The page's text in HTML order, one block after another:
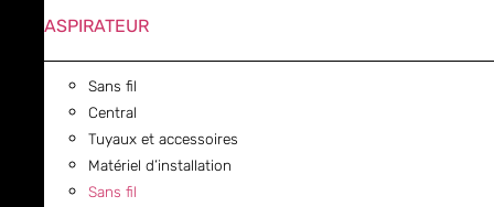
ASPIRATEUR
Sans fil
Central
Tuyaux et accessoires
Matériel d’installation
Sans fil